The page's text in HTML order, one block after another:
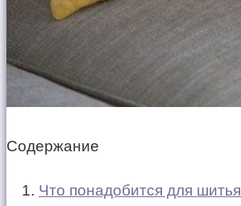
Содержание
Что понадобится для шитья